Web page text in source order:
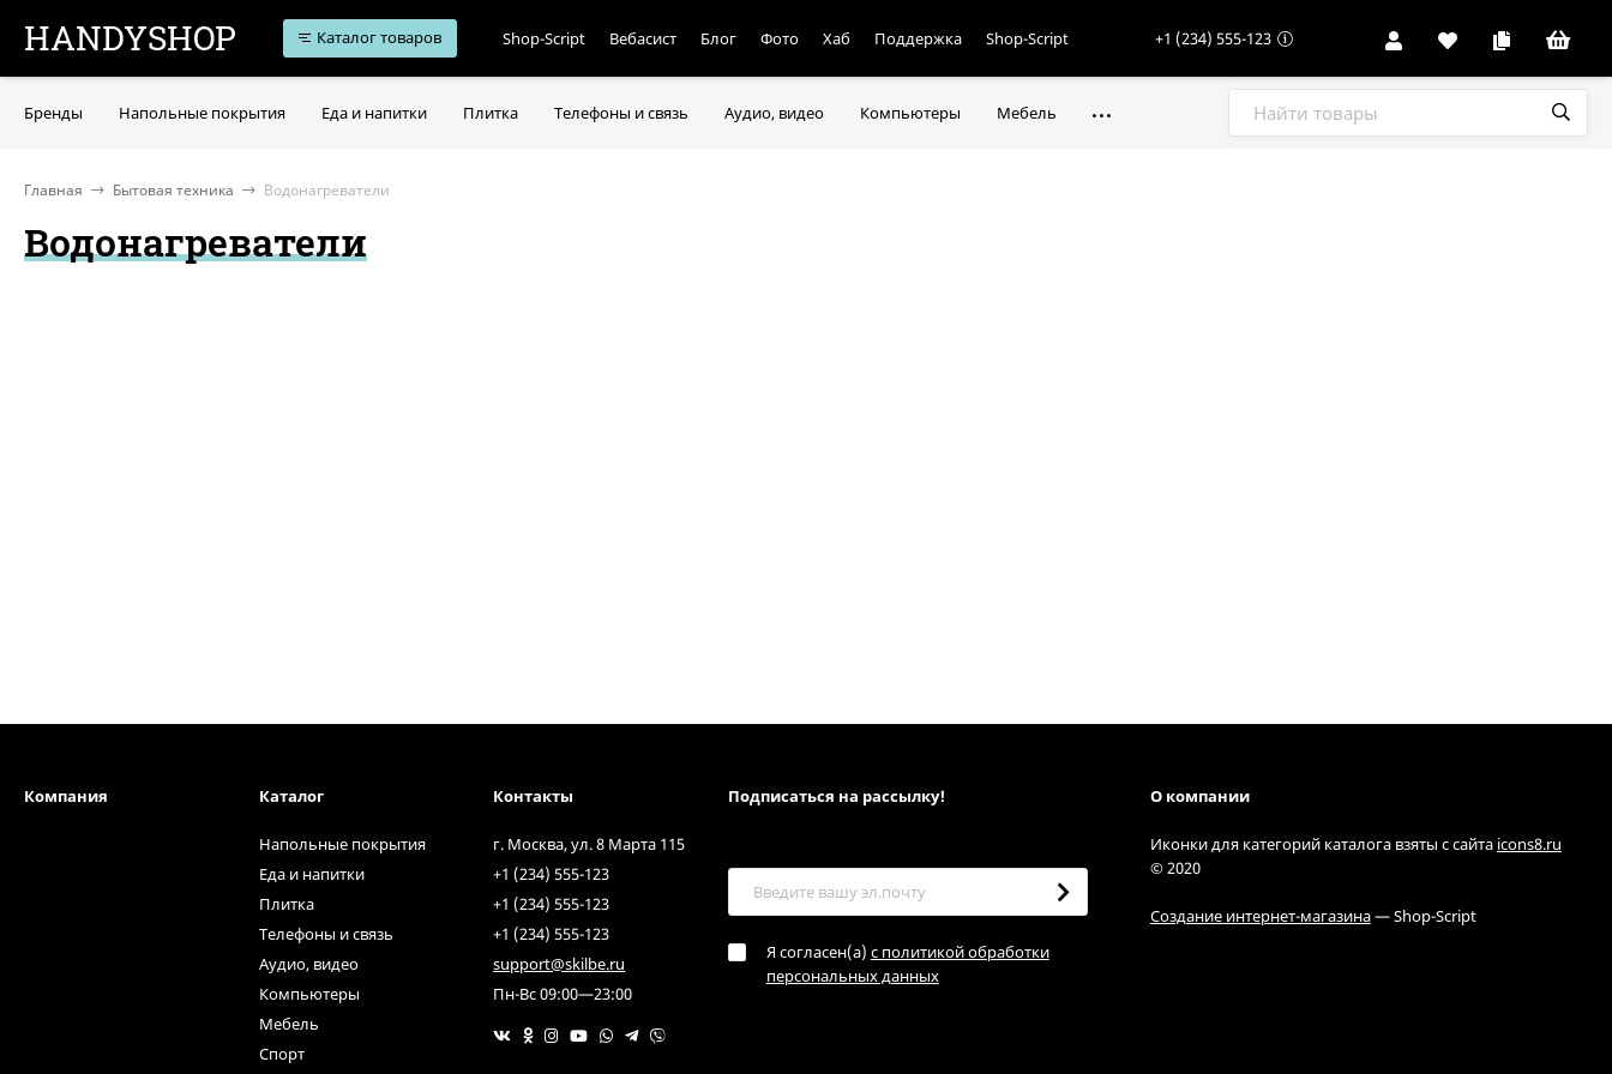
HANDYSHOP Каталог товаров Shop-Script Вебасист Блог Фото Хаб Поддержка Shop-Script +1 (234) 555-123
Бренды Напольные покрытия Еда и напитки Плитка Телефоны и связь Аудио, видео Компьютеры Мебель
Главная Бытовая техника Водонагреватели
Водонагреватели
Компания Каталог
Напольные покрытия
Еда и напитки
Плитка
Телефоны и связь
Аудио, видео
Компьютеры
Мебель
Спорт
Контакты
г. Москва, ул. 8 Марта 115
+1 (234) 555-123
+1 (234) 555-123
+1 (234) 555-123
support@skilbe.ru
Пн-Вс 09:00—23:00
Подписаться на рассылкy!
Я согласен(a) с политикой обработки
персональных данных
О компании
Иконки для категорий каталога взяты с сайта icons8.ru
© 2020
Создание интернет-магазина— Shop-Script